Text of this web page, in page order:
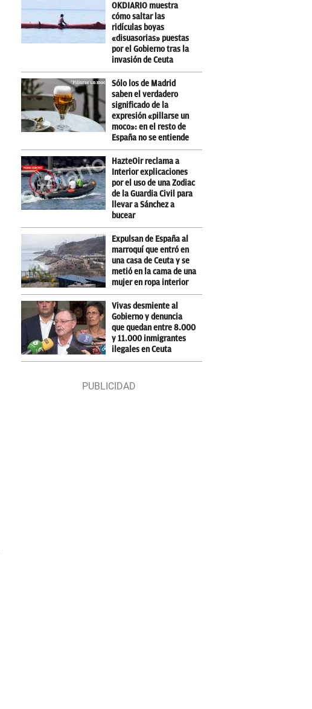
OKDIARIO muestra
cómo saltar las
ridículas boyas
«disuasorias» puestas
por el Gobierno tras la
invasión de Ceuta
Sólo los de Madrid
saben el verdadero
significado de la
expresión «pillarse un
moco»: en el resto de
España no se entiende
HazteOir reclama a
Interior explicaciones
por el uso de una Zodiac
de la Guardia Civil para
llevar a Sánchez a
bucear
Expulsan de España al
marroquí que entró en
una casa de Ceuta y se
metió en la cama de una
mujer en ropa interior
Vivas desmiente al
Gobierno y denuncia
que quedan entre 8.000
y 11.000 inmigrantes
ilegales en Ceuta